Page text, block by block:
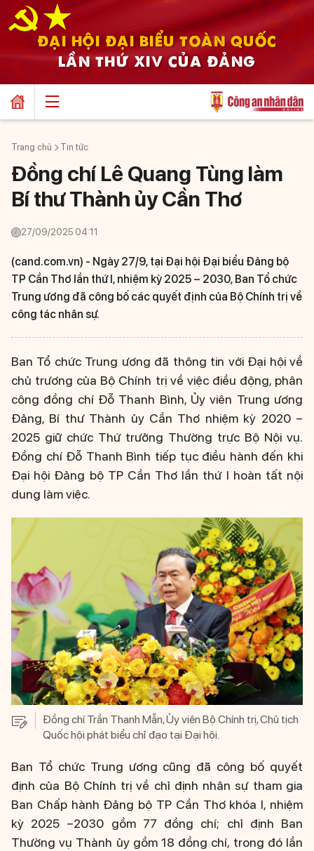
ĐẠI HỘI ĐẠI BIỂU TOÀN QUỐC
LẦN THỨ XIV CỦA ĐẢNG
Trang chủ Tin tức
Đồng chí Lê Quang Tùng làm
Bí thư Thành ủy Cần Thơ
27/09/2025 04:11
(cand.com.vn) - Ngày 27/9, tại Đại hội Đại biểu Đảng bộ
TP Cần Thơ lần thứ I, nhiệm kỳ 2025 – 2030, Ban Tổ chức
Trung ương đã công bố các quyết định của Bộ Chính trị về
công tác nhân sự.
Ban Tổ chức Trung ương đã thông tin với Đại hội về
chủ trương của Bộ Chính trị về việc điều động, phân
công đồng chí Đỗ Thanh Bình, Ủy viên Trung ương
Đảng, Bí thư Thành ủy Cần Thơ nhiệm kỳ 2020 –
2025 giữ chức Thứ trưởng Thường trực Bộ Nội vụ.
Đồng chí Đỗ Thanh Bình tiếp tục điều hành đến khi
Đại hội Đảng bộ TP Cần Thơ lần thứ I hoàn tất nội
dung làm việc.
Đồng chí Trần Thanh Mẫn, Ủy viên Bộ Chính trị, Chủ tịch
Quốc hội phát biểu chỉ đạo tại Đại hội.
Ban Tổ chức Trung ương cũng đã công bố quyết
định của Bộ Chính trị về chỉ định nhân sự tham gia
Ban Chấp hành Đảng bộ TP Cần Thơ khóa I, nhiệm
kỳ 2025 –2030 gồm 77 đồng chí; chỉ định Ban
Thường vụ Thành ủy gồm 18 đồng chí, trong đó lần